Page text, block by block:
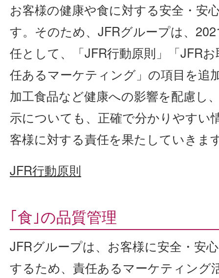
お客様の健康や食に対する安全・安
す。そのため、JFRグループは、
任として、「JFR行動原則」「JFR
任あるマーケティング」の項目を追
加工食品など健康への影響を配慮し
示についても、正確で分かりやすい
客様に対する責任を果たしていきま
JFR行動原則
｢食｣の品質管理
JFRグループは、お客様に安全・安
するため、責任あるマーケティング